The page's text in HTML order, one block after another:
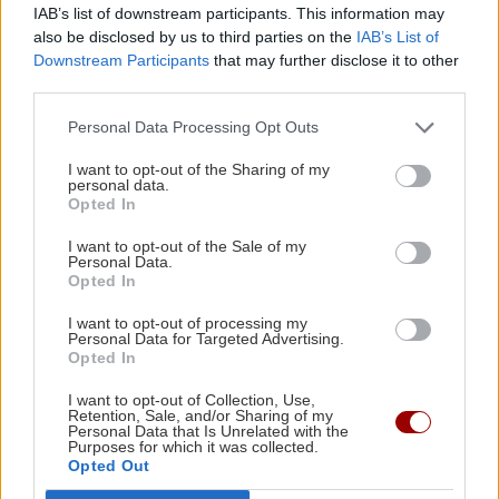
IAB’s list of downstream participants. This information may
also be disclosed by us to third parties on the IAB’s List of
Downstream Participants that may further disclose it to other
Personal Data Processing Opt Outs
I want to opt-out of the Sharing of my
personal data.
Opted In
I want to opt-out of the Sale of my
Personal Data.
Opted In
I want to opt-out of processing my
Personal Data for Targeted Advertising.
Opted In
I want to opt-out of Collection, Use,
Retention, Sale, and/or Sharing of my
Personal Data that Is Unrelated with the
Purposes for which it was collected.
Opted Out
3.000 ναυτικά μίλια χωρίς στάλα καυσίμου!
ανησυχήσουμε
ΚΟΣΜΟΣ
Εξαρθρώθηκε τεράστιο δίκτυο διακίνησης
μεταναστών και ναρκωτικών στη Μεσόγειο –
Πάνω από 24 εκατ. ευρώ κέρδη
ΥΓΕΙΑ
Αυτά τα φρούτα επιλέγουν 4 ενδοκρινολόγοι
για καλύτερο έλεγχο του σακχάρου
21:42
ΥΓΕΙΑ
ΠΕΡΙΣΣΟΤΕΡΑ